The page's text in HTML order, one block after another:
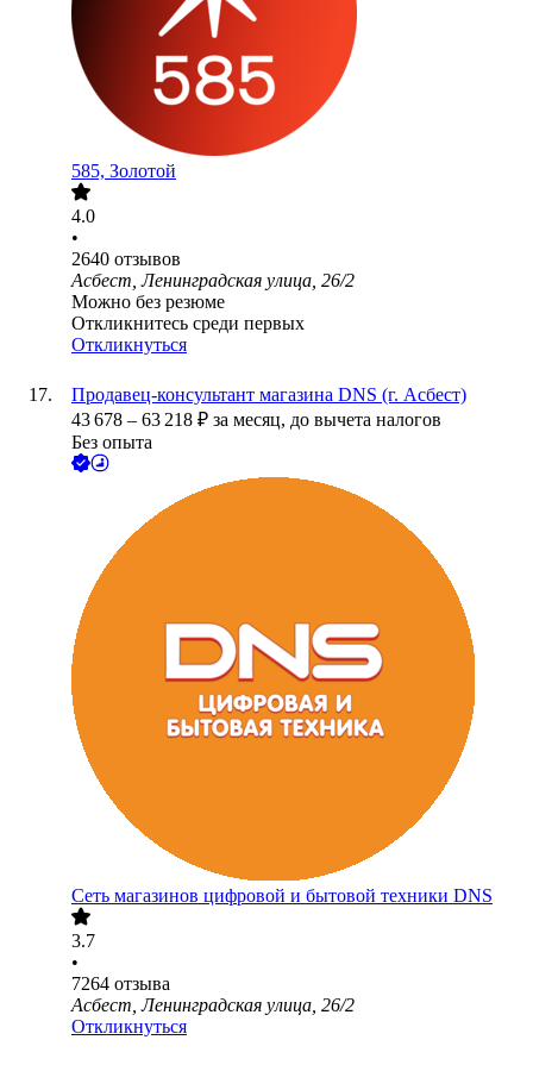
585, Золотой
4.0
•
2640 отзывов
Асбест, Ленинградская улица, 26/2
Можно без резюме
Откликнитесь среди первых
Откликнуться
Продавец-консультант магазина DNS (г. Асбест)
43 678 – 63 218 ₽ за месяц, до вычета налогов
Без опыта
Сеть магазинов цифровой и бытовой техники DNS
3.7
•
7264 отзыва
Асбест, Ленинградская улица, 26/2
Откликнуться